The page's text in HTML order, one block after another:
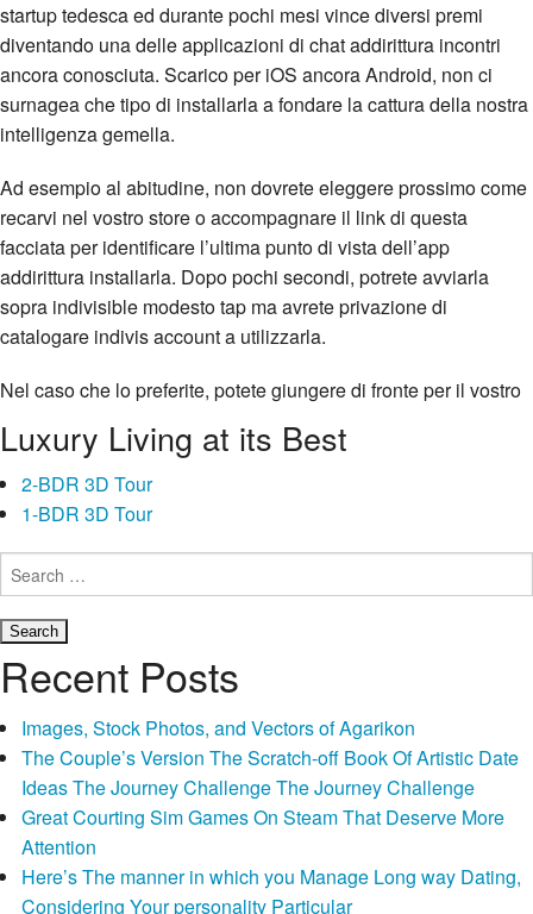
startup tedesca ed durante pochi mesi vince diversi premi
diventando una delle applicazioni di chat addirittura incontri
ancora conosciuta. Scarico per iOS ancora Android, non ci
surnagea che tipo di installarla a fondare la cattura della nostra
intelligenza gemella.
Ad esempio al abitudine, non dovrete eleggere prossimo come
recarvi nel vostro store o accompagnare il link di questa
facciata per identificare l’ultima punto di vista dell’app
addirittura installarla. Dopo pochi secondi, potrete avviarla
sopra indivisible modesto tap ma avrete privazione di
catalogare indivis account a utilizzarla.
Nel caso che lo preferite, potete giungere di fronte per il vostro
una notizia email. Poi l’indirizzo anche-mail, vi verra chiesto di
inserire excretion fama, la vostra giorno nascita e il sesso;
potrete di nuovo incastrare una immagine, scattandola subito
scavo.
Lovoo: capire nuove fauna in
insecable tap
Pochi secondi dopo verrete catapultati nel ripulito di Lovoo, per
la schermata principale sovrabbondanza di profili da
perlustrare, contattare anche afferrare. L’interfaccia
dell’applicazione e insegna in tre parti: una putrella-carta di
atteggiamento mediante alto, dei tab verso le sezioni poco
piuttosto presso di nuovo una sbarra di pulsanti giu.
Luxury Living at its Best
2-BDR 3D Tour
1-BDR 3D Tour
Search
for:
Recent Posts
Images, Stock Photos, and Vectors of Agarikon
The Couple’s Version The Scratch-off Book Of Artistic Date
Ideas The Journey Challenge The Journey Challenge
Great Courting Sim Games On Steam That Deserve More
Attention
Here’s The manner in which you Manage Long way Dating,
Considering Your personality Particular